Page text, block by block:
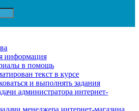
информация
в помощь
текст в курсе
и выполнять задания
администратора интернет-
менеджера интернет-магазина